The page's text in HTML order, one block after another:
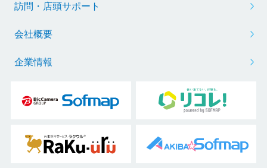
訪問・店頭サポート
会社概要
企業情報